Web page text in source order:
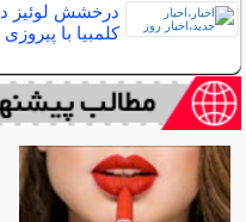
درخشش لوئیز
کلمبیا با